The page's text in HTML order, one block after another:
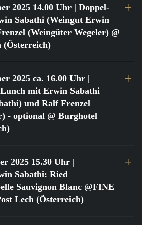
2025 14.00 Uhr | Doppel-
Sabathi (Weingut Erwin
(Weingüter Wegeler) @
(Österreich)
2025 ca. 16.00 Uhr |
mit Erwin Sabathi
und Ralf Frenzel
- optional @ Burghotel
2025 15.30 Uhr |
Sabathi: Ried
Sauvignon Blanc @FINE
Lech (Österreich)